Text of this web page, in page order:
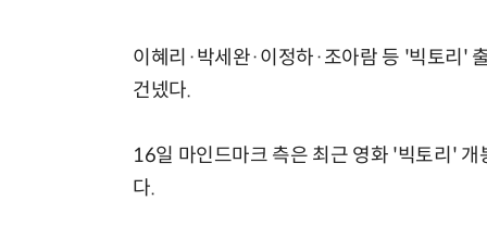
이혜리·박세완·이정하·조아람 등 '빅토리'
건넸다.
16일 마인드마크 측은 최근 영화 '빅토리'
다.